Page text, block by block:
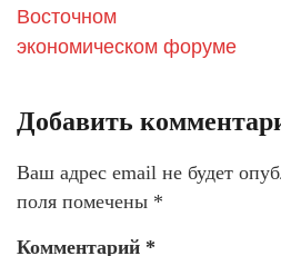
Восточном
экономическом форуме
Добавить
Ваш адрес email не будет
поля помечены *
Комментарий *